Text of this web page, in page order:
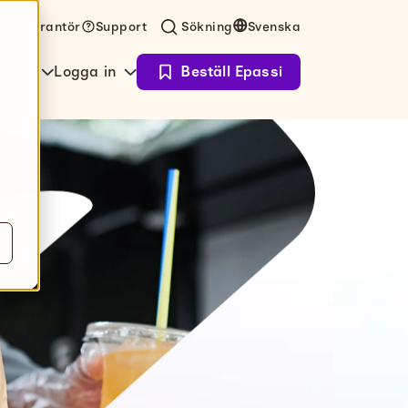
leverantör Support Sökning Svenska
Logga in Beställ Epassi